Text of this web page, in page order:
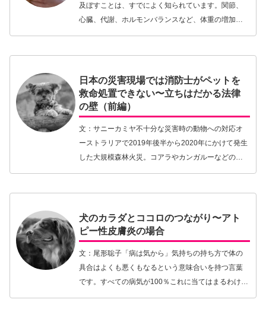
及ぼすことは、すでによく知られています。関節、
心臓、代謝、ホルモンバランスなど、体重の増加は
日本の災害現場では消防士がペットを
救命処置できない〜立ちはだかる法律
の壁（前編）
文：サニーカミヤ不十分な災害時の動物への対応オ
ーストラリアで2019年後半から2020年にかけて発生
した大規模森林火災。コアラやカンガルーなどの野
犬のカラダとココロのつながり〜アト
ピー性皮膚炎の場合
文：尾形聡子「病は気から」気持ちの持ち方で体の
具合はよくも悪くもなるという意味合いを持つ言葉
です。すべての病気が100％これに当てはまるわけで